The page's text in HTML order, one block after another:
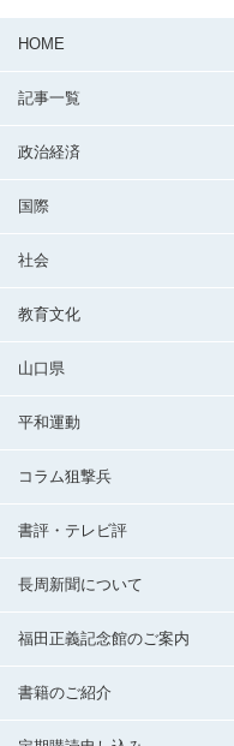
HOME
記事一覧
政治経済
国際
社会
教育文化
山口県
平和運動
コラム狙撃兵
書評・テレビ評
長周新聞について
福田正義記念館のご案内
書籍のご紹介